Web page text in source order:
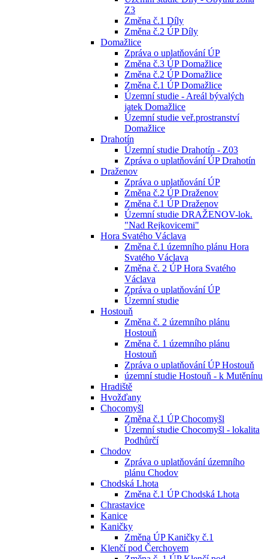
Z3
Změna č.1 Díly
Změna č.2 ÚP Díly
Domažlice
Zpráva o uplatňování ÚP
Změna č.3 ÚP Domažlice
Změna č.2 ÚP Domažlice
Změna č.1 ÚP Domažlice
Územní studie - Areál bývalých
jatek Domažlice
Územní studie veř.prostranství
Domažlice
Drahotín
Územní studie Drahotín - Z03
Zpráva o uplatňování ÚP Drahotín
Draženov
Zpráva o uplatňování ÚP
Změna č.2 ÚP Draženov
Změna č.1 ÚP Draženov
Územní studie DRAŽENOV-lok.
"Nad Rejkovicemi"
Hora Svatého Václava
Změna č.1 územního plánu Hora
Svatého Václava
Změna č. 2 ÚP Hora Svatého
Václava
Zpráva o uplatňování ÚP
Územní studie
Hostouň
Změna č. 2 územního plánu
Hostouň
Změna č. 1 územního plánu
Hostouň
Zpráva o uplatňování ÚP Hostouň
územní studie Hostouň - k Mutěnínu
Hradiště
Hvožďany
Chocomyšl
Změna č.1 ÚP Chocomyšl
Územní studie Chocomyšl - lokalita
Podhůrčí
Chodov
Zpráva o uplatňování územního
plánu Chodov
Chodská Lhota
Změna č.1 ÚP Chodská Lhota
Chrastavice
Kanice
Kaničky
Změna ÚP Kaničky č.1
Klenčí pod Čerchovem